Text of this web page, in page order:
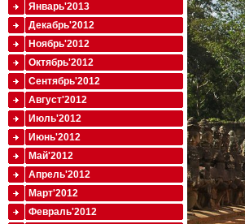
Январь'2013
Декабрь'2012
Ноябрь'2012
Октябрь'2012
Сентябрь'2012
Август'2012
Июль'2012
Июнь'2012
Май'2012
Апрель'2012
Март'2012
Февраль'2012